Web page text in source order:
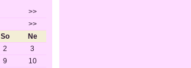
>>
>>
So
Ne
2
3
9
10